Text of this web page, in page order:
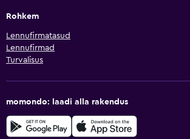
Rohkem
Lennufirmatasud
Lennufirmad
Turvalisus
momondo: laadi alla rakendus